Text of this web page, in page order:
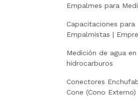
Empalmes para
Capacitaciones para
Empalmistas |
Medición de agua en
hidrocarburos
Conectores
Cone (Cono Externo)